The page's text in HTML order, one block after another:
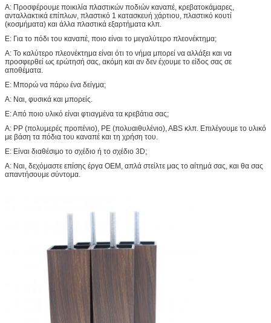
Α: Προσφέρουμε ποικιλία πλαστικών ποδιών καναπέ, κρεβατοκάμαρες,
ανταλλακτικά επίπλων, πλαστικό 1 κατασκευή χάρτιου, πλαστικό κουτί
(κοσμήματα) και άλλα πλαστικά εξαρτήματα κλπ.
Ε: Για το πόδι του καναπέ, ποιο είναι το μεγαλύτερο πλεονέκτημα;
Α: Το καλύτερο πλεονέκτημα είναι ότι το νήμα μπορεί να αλλάξει και να
προσφερθεί ως ερώτησή σας, ακόμη και αν δεν έχουμε το είδος σας σε
αποθέματα.
Ε: Μπορώ να πάρω ένα δείγμα;
Α: Ναι, φυσικά και μπορείς.
Ε: Από ποιο υλικό είναι φτιαγμένα τα κρεβάτια σας;
Α: PP (πολυμερές προπένιο), PE (πολυαιθυλένιο), ABS κλπ. Επιλέγουμε το υλικό
με βάση τα πόδια του καναπέ και τη χρήση του.
Ε: Είναι διαθέσιμο το σχέδιο ή το σχέδιο 3D;
Α: Ναι, δεχόμαστε επίσης έργα OEM, απλά στείλτε μας το αίτημά σας, και θα σας
απαντήσουμε σύντομα.